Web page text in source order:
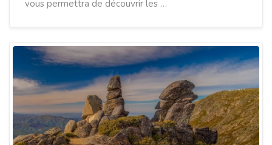
vous permettra de découvrir les …